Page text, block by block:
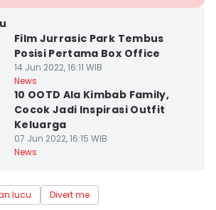
Film Jurrasic Park Tembus
Posisi Pertama Box Office
14 Jun 2022, 16:11 WIB
News
10 OOTD Ala Kimbab Family,
Cocok Jadi Inspirasi Outfit
Keluarga
07 Jun 2022, 16:15 WIB
News
lucu Divert me